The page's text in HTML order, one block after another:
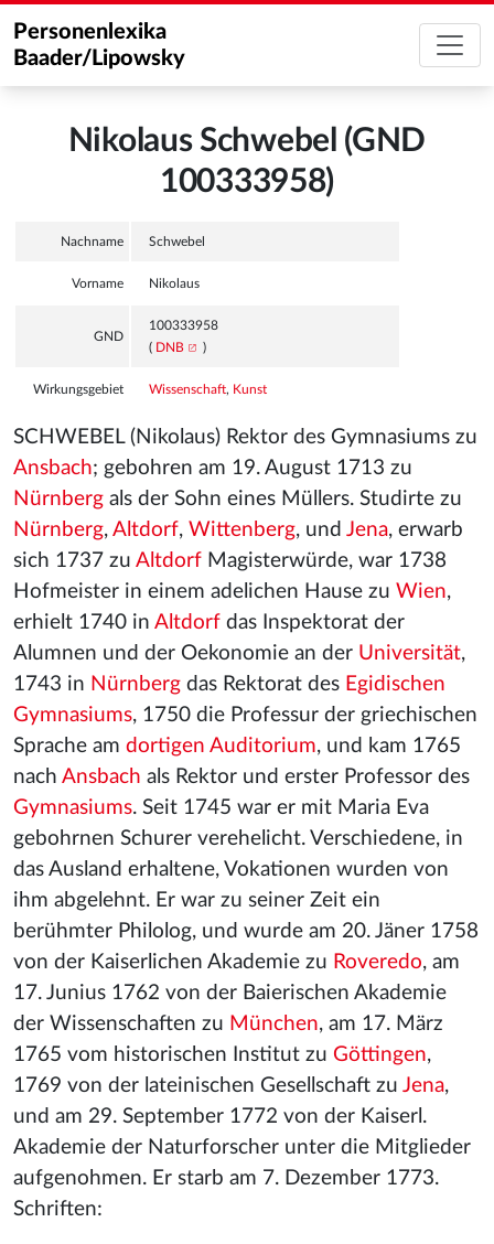
Personenlexika
Baader/Lipowsky
Nikolaus Schwebel (GND
100333958)
Nachname Schwebel
Vorname Nikolaus
GND
100333958
( DNB )
Wirkungsgebiet Wissenschaft, Kunst
SCHWEBEL (Nikolaus) Rektor des Gymnasiums zu
Ansbach; gebohren am 19. August 1713 zu
Nürnberg als der Sohn eines Müllers. Studirte zu
Nürnberg, Altdorf, Wittenberg, und Jena, erwarb
sich 1737 zu Altdorf Magisterwürde, war 1738
Hofmeister in einem adelichen Hause zu Wien,
erhielt 1740 in Altdorf das Inspektorat der
Alumnen und der Oekonomie an der Universität,
1743 in Nürnberg das Rektorat des Egidischen
Gymnasiums, 1750 die Professur der griechischen
Sprache am dortigen Auditorium, und kam 1765
nach Ansbach als Rektor und erster Professor des
Gymnasiums. Seit 1745 war er mit Maria Eva
gebohrnen Schurer verehelicht. Verschiedene, in
das Ausland erhaltene, Vokationen wurden von
ihm abgelehnt. Er war zu seiner Zeit ein
berühmter Philolog, und wurde am 20. Jäner 1758
von der Kaiserlichen Akademie zu Roveredo, am
17. Junius 1762 von der Baierischen Akademie
der Wissenschaften zu München, am 17. März
1765 vom historischen Institut zu Göttingen,
1769 von der lateinischen Gesellschaft zu Jena,
und am 29. September 1772 von der Kaiserl.
Akademie der Naturforscher unter die Mitglieder
aufgenohmen. Er starb am 7. Dezember 1773.
Schriften: